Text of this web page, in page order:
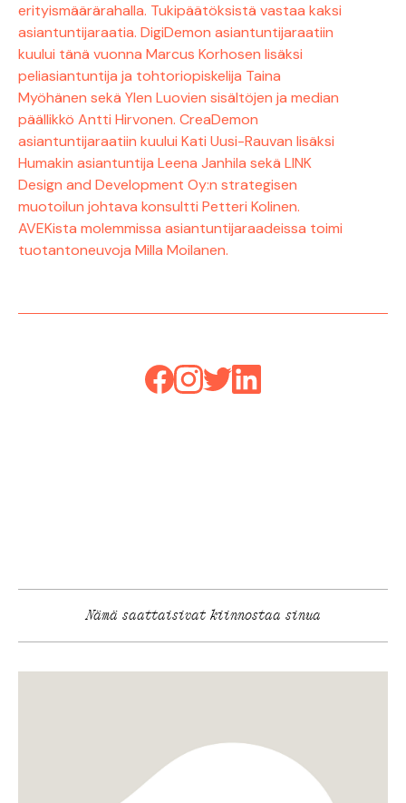
erityismäärärahalla. Tukipäätöksistä vastaa kaksi
asiantuntijaraatia. DigiDemon asiantuntijaraatiin
kuului tänä vuonna Marcus Korhosen lisäksi
peliasiantuntija ja tohtoriopiskelija Taina
Myöhänen sekä Ylen Luovien sisältöjen ja median
päällikkö Antti Hirvonen. CreaDemon
asiantuntijaraatiin kuului Kati Uusi-Rauvan lisäksi
Humakin asiantuntija Leena Janhila sekä LINK
Design and Development Oy:n strategisen
muotoilun johtava konsultti Petteri Kolinen.
AVEKista molemmissa asiantuntijaraadeissa toimi
tuotantoneuvoja Milla Moilanen.
Nämä saattaisivat kiinnostaa sinua